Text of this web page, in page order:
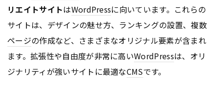
リエイトサイトはWordPressに向いています。これらの
サイトは、デザインの魅せ方、ランキングの設置、複数
ページの作成など、さまざまなオリジナル要素が含まれ
ます。拡張性や自由度が非常に高いWordPressは、オリ
ジナリティが強いサイトに最適なCMSです。